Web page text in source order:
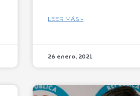
LEER MÁS »
26 enero, 2021